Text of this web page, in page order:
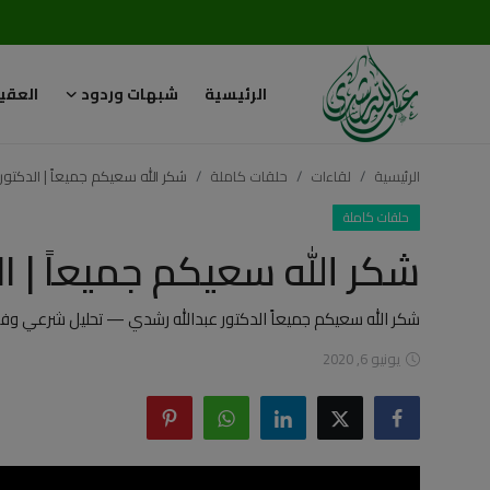
الرئيسية شبهات وردود
تسجيل
الدخول
شبهات وردود
العقيدة الإسلامية
رسائل مهمة
أحكام وفتاوى
الرئيسية لقاءات حلقات كاملة شكر الله سعيكم جميعاً |
حلقات كاملة
شكر الله سعيكم جميعاً |
شكر الله سعيكم جميعاً الدكتور عبدالله رشدي — تحليل شرعي
يونيو 6, 2020